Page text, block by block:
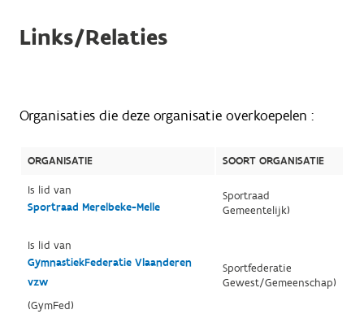
Links/Relaties
Organisaties die deze organisatie overkoepelen :
ORGANISATIE
SOORT ORGANISATIE
Is lid van
Sportraad Merelbeke-Melle
Sportraad
Gemeentelijk)
Is lid van
GymnastiekFederatie Vlaanderen
vzw
(GymFed)
Sportfederatie
Gewest/Gemeenschap)